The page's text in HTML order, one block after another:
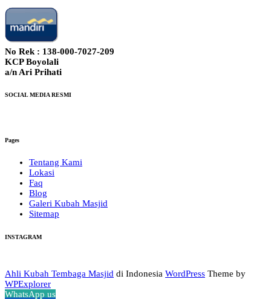
No Rek : 138-000-7027-209
KCP Boyolali
a/n Ari Prihati
SOCIAL MEDIA RESMI
Pages
Tentang Kami
Lokasi
Faq
Blog
Galeri Kubah Masjid
Sitemap
INSTAGRAM
Ahli Kubah Tembaga Masjid di Indonesia WordPress Theme by
WPExplorer
WhatsApp us